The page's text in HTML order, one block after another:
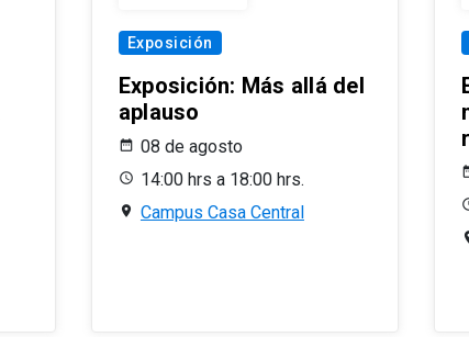
Exposición
Exposición: Más allá del
aplauso
08 de agosto
14:00 hrs a 18:00 hrs.
Campus Casa Central